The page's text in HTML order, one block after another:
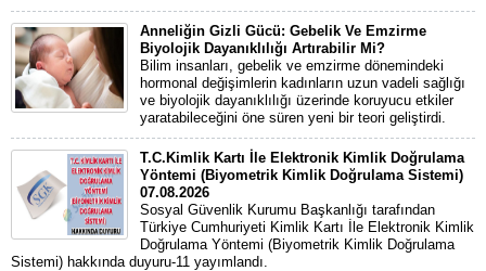
Anneliğin Gizli Gücü: Gebelik Ve Emzirme
Biyolojik Dayanıklılığı Artırabilir Mi?
Bilim insanları, gebelik ve emzirme dönemindeki
hormonal değişimlerin kadınların uzun vadeli sağlığı
ve biyolojik dayanıklılığı üzerinde koruyucu etkiler
yaratabileceğini öne süren yeni bir teori geliştirdi.
T.C.Kimlik Kartı İle Elektronik Kimlik Doğrulama
Yöntemi (Biyometrik Kimlik Doğrulama Sistemi)
07.08.2026
Sosyal Güvenlik Kurumu Başkanlığı tarafından
Türkiye Cumhuriyeti Kimlik Kartı İle Elektronik Kimlik
Doğrulama Yöntemi (Biyometrik Kimlik Doğrulama
Sistemi) hakkında duyuru-11 yayımlandı.